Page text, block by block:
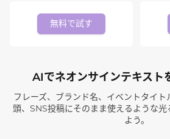
無料で試す
AIでネオンサインテキスト
フレーズ、ブランド名、イベントタイ
頭、SNS投稿にそのまま使えるような光
よう。